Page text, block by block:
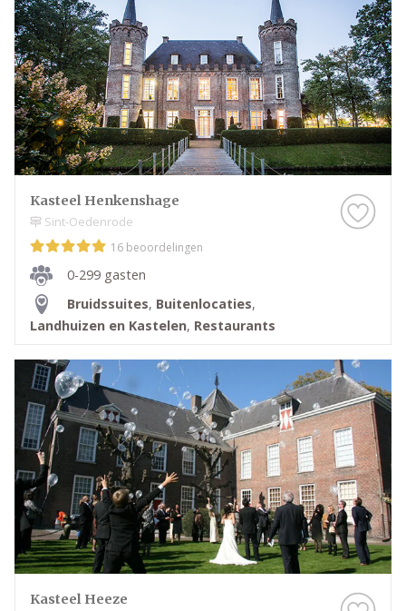
de leukste Kastelen in Helmond, of kruip met een
kop thee op de bank en scroll door onze leuke
inspiratie-artikelen heen. Droom alvast weg bij de
prachtige foto’s en sfeerbeelden en denk je in hoe
geweldig jullie bruiloft wordt met behulp van alle
informatie op Trouwen.nl! Wij wensen jullie alvast
een geweldige tijd toe!
Kasteel Henkenshage
Sint-Oedenrode
16 beoordelingen
0-299 gasten
Bruidssuites, Buitenlocaties,
Landhuizen en Kastelen, Restaurants
Kasteel Heeze